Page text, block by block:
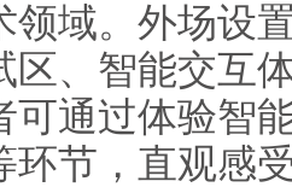
领域。外场设
区、智能交互
可通过体验智
环节，直观感